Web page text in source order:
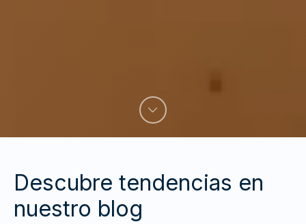
Descubre tendencias en
nuestro blog